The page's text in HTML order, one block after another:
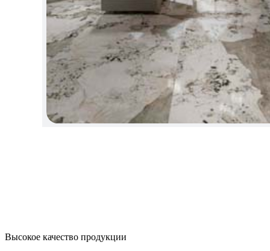
Высокое качество продукции